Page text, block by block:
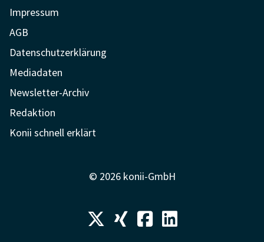
Impressum
AGB
Datenschutzerklärung
Mediadaten
Newsletter-Archiv
Redaktion
Konii schnell erklärt
© 2026 konii-GmbH